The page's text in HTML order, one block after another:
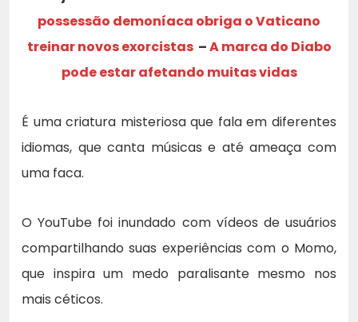
possessão demoníaca obriga o Vaticano
treinar novos exorcistas–A marca do Diabo
pode estar afetando muitas vidas
É uma criatura misteriosa que fala em diferentes
idiomas, que canta músicas e até ameaça com
uma faca.
O YouTube foi inundado com vídeos de usuários
compartilhando suas experiências com o Momo,
que inspira um medo paralisante mesmo nos
mais céticos.